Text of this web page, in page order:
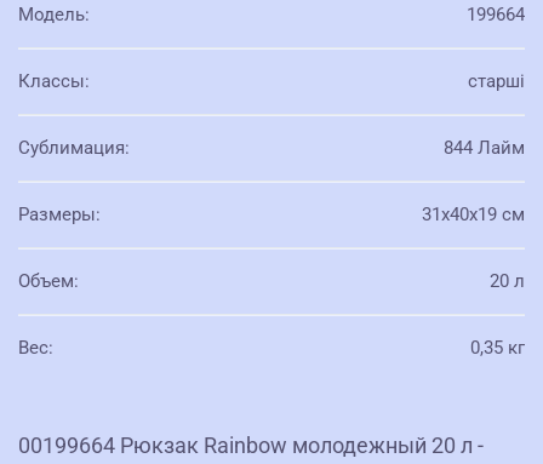
Модель: 199664
Классы: старші
Сублимация: 844 Лайм
Размеры: 31х40х19 см
Объем: 20 л
Вес: 0,35 кг
00199664 Рюкзак Rainbow молодежный 20 л -